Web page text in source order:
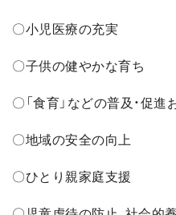
〇小児医療の充実
〇子供の健やかな育ち
〇「食育」などの普及・促
〇地域の安全の向上
〇ひとり親家庭支援